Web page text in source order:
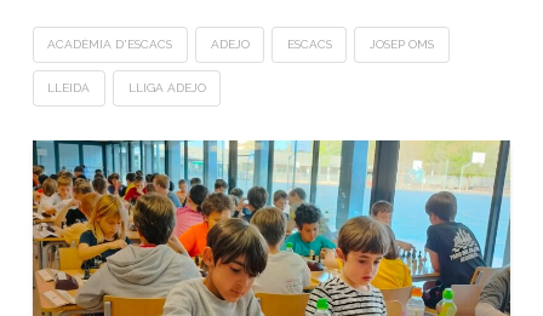
ACADÈMIA D'ESCACS ADEJO ESCACS JOSEP OMS
LLEIDA LLIGA ADEJO